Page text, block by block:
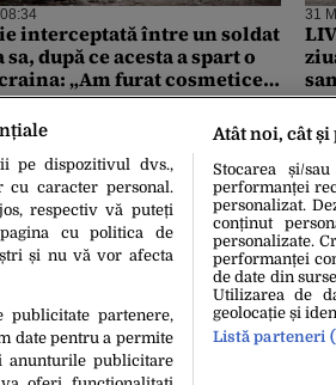
interceptată între un soldat
după ce acesta a spart o
„Am furat cosmetice,
de firmă pentru tine”.
„Ia și un laptop, la
31
de
pe dispozitivul dvs.,
caracter personal.
respectiv vă puteți
cu politica de
și nu vă vor afecta
partenere,
date pentru a permite
anunturile publicitare
Atât noi, cât
Stocarea și/
performanței
personalizat.
conținut
personalizate.
performanței
de date din
Utilizarea de
geolocație și
Listă parteneri